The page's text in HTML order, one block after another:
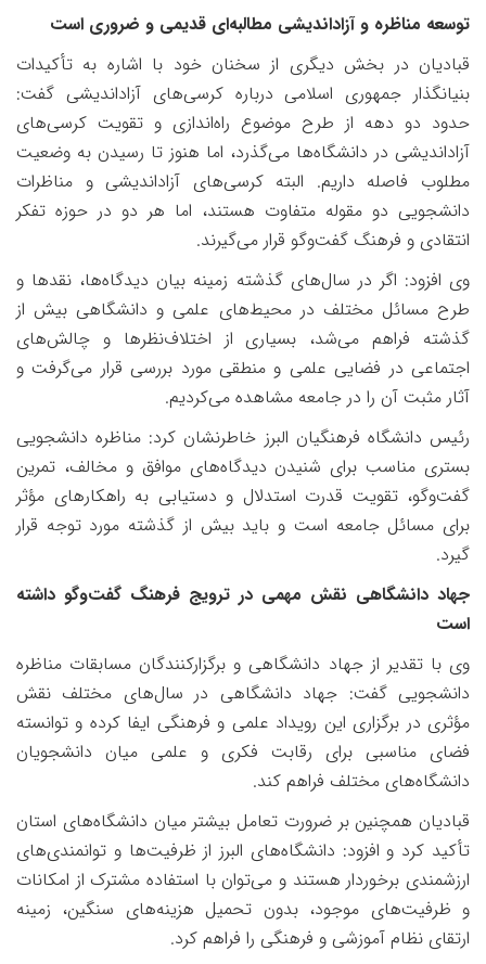
توسعه مناظره و آزاداندیشی مطالبه‌ای قدیمی و ضروری است
قبادیان در بخش دیگری از سخنان خود با اشاره به تأکیدات
بنیانگذار جمهوری اسلامی درباره کرسی‌های آزاداندیشی گفت:
حدود دو دهه از طرح موضوع راه‌اندازی و تقویت کرسی‌های
آزاداندیشی در دانشگاه‌ها می‌گذرد، اما هنوز تا رسیدن به وضعیت
مطلوب فاصله داریم. البته کرسی‌های آزاداندیشی و مناظرات
دانشجویی دو مقوله متفاوت هستند، اما هر دو در حوزه تفکر
انتقادی و فرهنگ گفت‌وگو قرار می‌گیرند.
وی افزود: اگر در سال‌های گذشته زمینه بیان دیدگاه‌ها، نقدها و
طرح مسائل مختلف در محیط‌های علمی و دانشگاهی بیش از
گذشته فراهم می‌شد، بسیاری از اختلاف‌نظرها و چالش‌های
اجتماعی در فضایی علمی و منطقی مورد بررسی قرار می‌گرفت و
آثار مثبت آن را در جامعه مشاهده می‌کردیم.
رئیس دانشگاه فرهنگیان البرز خاطرنشان کرد: مناظره دانشجویی
بستری مناسب برای شنیدن دیدگاه‌های موافق و مخالف، تمرین
گفت‌وگو، تقویت قدرت استدلال و دستیابی به راهکارهای مؤثر
برای مسائل جامعه است و باید بیش از گذشته مورد توجه قرار
گیرد.
جهاد دانشگاهی نقش مهمی در ترویج فرهنگ گفت‌وگو داشته
است
وی با تقدیر از جهاد دانشگاهی و برگزارکنندگان مسابقات مناظره
دانشجویی گفت: جهاد دانشگاهی در سال‌های مختلف نقش
مؤثری در برگزاری این رویداد علمی و فرهنگی ایفا کرده و توانسته
فضای مناسبی برای رقابت فکری و علمی میان دانشجویان
دانشگاه‌های مختلف فراهم کند.
قبادیان همچنین بر ضرورت تعامل بیشتر میان دانشگاه‌های استان
تأکید کرد و افزود: دانشگاه‌های البرز از ظرفیت‌ها و توانمندی‌های
ارزشمندی برخوردار هستند و می‌توان با استفاده مشترک از امکانات
و ظرفیت‌های موجود، بدون تحمیل هزینه‌های سنگین، زمینه
ارتقای نظام آموزشی و فرهنگی را فراهم کرد.